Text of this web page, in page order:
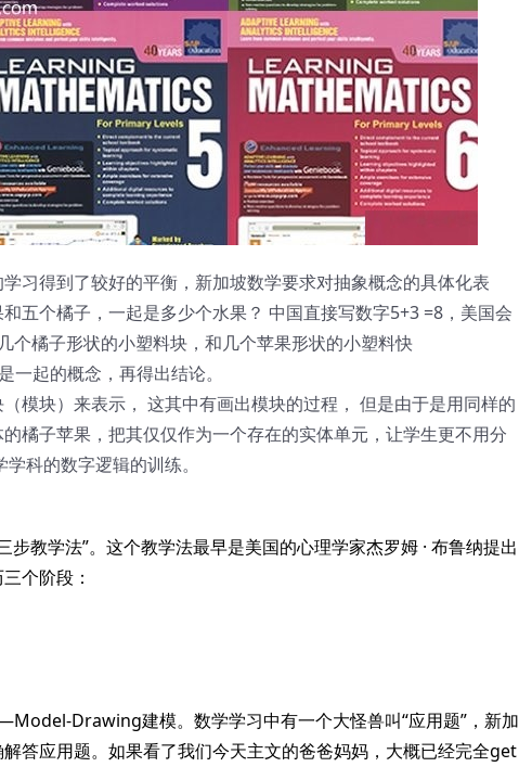
习得到了较好的平衡，新加坡数学要求对抽象概念的具体化表
五个橘子，一起是多少个水果？ 中国直接写数字5+3 =8，美国会
个橘子形状的小塑料块，和几个苹果形状的小塑料快
起的概念，再得出结论。
模块）来表示， 这其中有画出模块的过程， 但是由于是用同样的
橘子苹果，把其仅仅作为一个存在的实体单元，让学生更不用分
科的数字逻辑的训练。
步教学法”。这个教学法最早是美国的心理学家杰罗姆 · 布鲁纳提出
个阶段：
Drawing建模。数学学习中有一个大怪兽叫“应用题”，新加
答应用题。如果看了我们今天主文的爸爸妈妈，大概已经完全get